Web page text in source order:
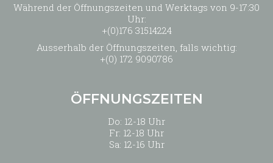
Während der Öffnungszeiten und Werktags von 9-17:30
Uhr:
+(0)176 31514224
Ausserhalb der Öffnungszeiten, falls wichtig:
+(0) 172 9090786
ÖFFNUNGSZEITEN
Do: 12-18 Uhr
Fr: 12-18 Uhr
Sa: 12-16 Uhr